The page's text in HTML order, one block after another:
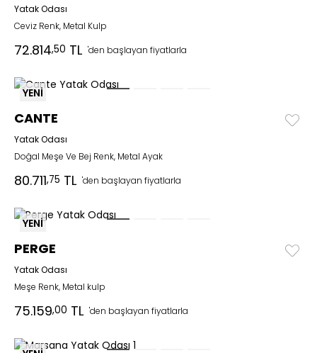
Yatak Odası
Ceviz Renk, Metal Kulp
72.814,50 TL 'den başlayan fiyatlarla
YENİ
CANTE
Yatak Odası
Doğal Meşe Ve Bej Renk, Metal Ayak
80.711,75 TL 'den başlayan fiyatlarla
YENİ
PERGE
Yatak Odası
Meşe Renk, Metal kulp
75.159,00 TL 'den başlayan fiyatlarla